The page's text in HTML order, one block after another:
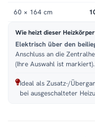
60 × 164 cm
Wie heizt dieser
Elektrisch über den
Anschluss an die
(Ihre Auswahl ist markiert).
Ideal als Zusatz-/
bei ausgeschalteter